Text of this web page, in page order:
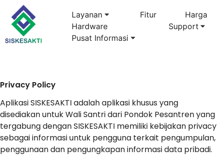
Layanan Fitur
Harga
Hardware
Support
Pusat Informasi
Privacy Policy
Aplikasi SISKESAKTI adalah aplikasi khusus yang
disediakan untuk Wali Santri dari Pondok Pesantren yang
tergabung dengan SISKESAKTI memiliki kebijakan privacy
sebagai informasi untuk pengguna terkait pengumpulan,
penggunaan dan pengungkapan informasi data pribadi.